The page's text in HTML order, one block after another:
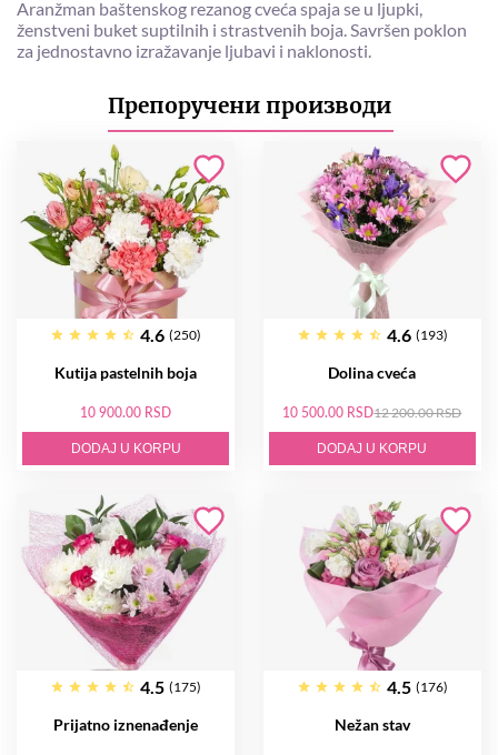
Aranžman baštenskog rezanog cveća spaja se u ljupki,
ženstveni buket suptilnih i strastvenih boja. Savršen poklon
za jednostavno izražavanje ljubavi i naklonosti.
Препоручени производи
4.6 (250)
Kutija pastelnih boja
10 900.00 RSD
DODAJ U KORPU
4.6 (193)
Dolina cveća
10 500.00 RSD12 200.00 RSD
DODAJ U KORPU
4.5 (175)
Prijatno iznenađenje
4.5 (176)
Nežan stav